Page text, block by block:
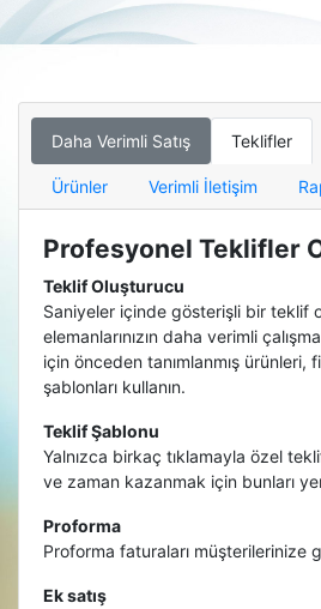
Daha Verimli Satış Teklifler
Ürünler Verimli İletişim
Profesyonel Teklifler
Teklif Oluşturucu
Saniyeler içinde gösterişli bir teklif
elemanlarınızın daha verimli
için önceden tanımlanmış ürünleri,
şablonları kullanın.
Teklif Şablonu
Yalnızca birkaç tıklamayla özel
ve zaman kazanmak için bunları
Proforma
Proforma faturaları müşterilerinize
Ek satış